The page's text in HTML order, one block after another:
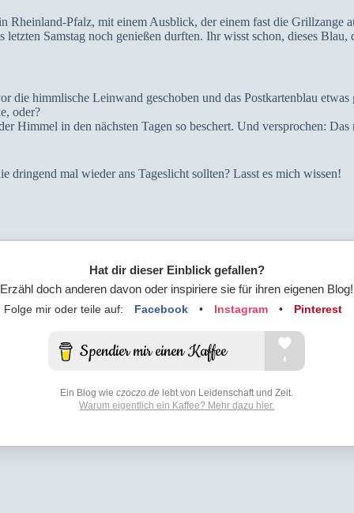
Rheinland-Pfalz, mit einem Ausblick, der einem fast die Grillzange
Samstag noch genießen durften. Ihr wisst schon, dieses Blau,
die himmlische Leinwand geschoben und das Postkartenblau
oder?
Himmel in den nächsten Tagen so beschert. Und versprochen:
dringend mal wieder ans Tageslicht sollten? Lasst es mich wissen!
Hat dir dieser Einblick gefallen?
Erzähl doch anderen davon oder inspiriere sie für ihren eigenen Blog!
Folge mir oder teile auf: Facebook • Instagram • Pinterest
Ein Blog wieczoczo.de lebt von Leidenschaft und Zeit.
Warum eigentlich ein Kaffee? Mehr dazu hier.